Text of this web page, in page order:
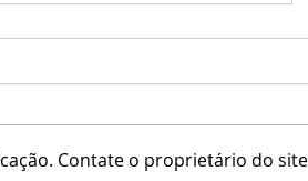
Contate o proprietário do